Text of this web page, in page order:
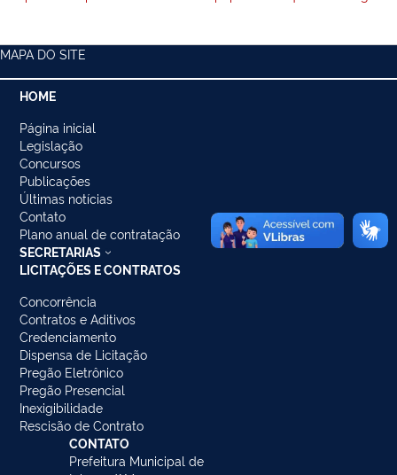
MAPA DO SITE
HOME
Página inicial
Legislação
Concursos
Publicações
Últimas notícias
Contato
Plano anual de contratação
SECRETARIAS
LICITAÇÕES E CONTRATOS
Concorrência
Contratos e Aditivos
Credenciamento
Dispensa de Licitação
Pregão Eletrônico
Pregão Presencial
Inexigibilidade
Rescisão de Contrato
CONTATO
Prefeitura Municipal de